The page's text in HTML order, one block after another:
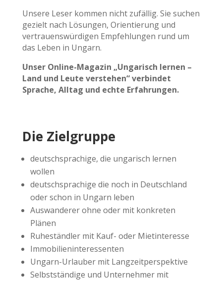
Unsere Leser kommen nicht zufällig. Sie suchen
gezielt nach Lösungen, Orientierung und
vertrauenswürdigen Empfehlungen rund um
das Leben in Ungarn.
Unser Online-Magazin „Ungarisch lernen –
Land und Leute verstehen“ verbindet
Sprache, Alltag und echte Erfahrungen.
Die Zielgruppe
deutschsprachige, die ungarisch lernen
wollen
deutschsprachige die noch in Deutschland
oder schon in Ungarn leben
Auswanderer ohne oder mit konkreten
Plänen
Ruheständler mit Kauf- oder Mietinteresse
Immobilieninteressenten
Ungarn-Urlauber mit Langzeitperspektive
Selbstständige und Unternehmer mit